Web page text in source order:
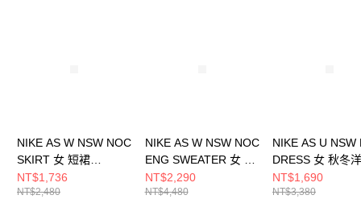
NIKE AS W NSW NOC
SKIRT 女 短裙
HQ6070010
NT$1,736
NT$2,480
NIKE AS W NSW NOC
ENG SWEATER 女 長
袖上衣 FV7802110
NT$2,290
NT$4,480
NIKE AS U NSW
DRESS 女 秋冬
FV7805010
NT$1,690
NT$3,380